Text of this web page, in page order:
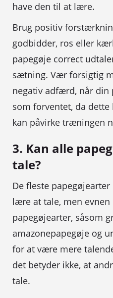
have den til at lære.
Brug positiv
godbidder, ros eller
papegøje correct
sætning. Vær forsigtig
negativ adfærd, når din
som forventet, da
kan påvirke træningen
3. Kan alle
tale?
De fleste
lære at tale, men evnen
papegøjearter, såsom
amazonepapegøje og
for at være mere
det betyder ikke, at
tale.